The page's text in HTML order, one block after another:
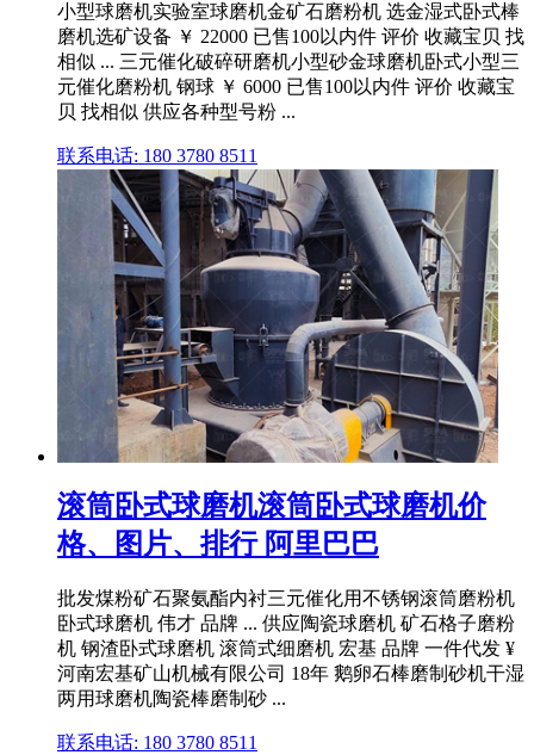
小型球磨机实验室球磨机金矿石磨粉机 选金湿式卧式棒
磨机选矿设备 ￥ 22000 已售100以内件 评价 收藏宝贝 找
相似 ... 三元催化破碎研磨机小型砂金球磨机卧式小型三
元催化磨粉机 钢球 ￥ 6000 已售100以内件 评价 收藏宝
贝 找相似 供应各种型号粉 ...
联系电话: 180 3780 8511
滚筒卧式球磨机滚筒卧式球磨机价
格、图片、排行 阿里巴巴
批发煤粉矿石聚氨酯内衬三元催化用不锈钢滚筒磨粉机
卧式球磨机 伟才 品牌 ... 供应陶瓷球磨机 矿石格子磨粉
机 钢渣卧式球磨机 滚筒式细磨机 宏基 品牌 一件代发 ¥
河南宏基矿山机械有限公司 18年 鹅卵石棒磨制砂机干湿
两用球磨机陶瓷棒磨制砂 ...
联系电话: 180 3780 8511